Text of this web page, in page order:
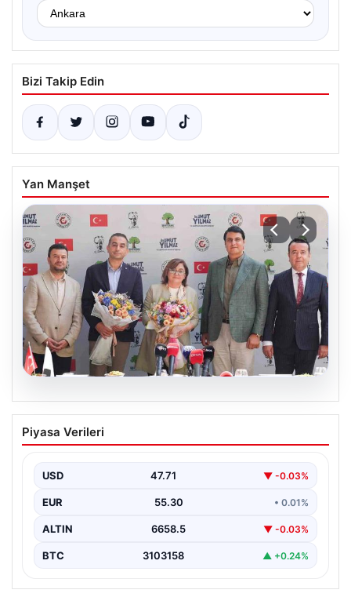
Bizi Takip Edin
Yan Manşet
09.08.2026
Gaziantep Basketbol Kulübü Şehitkamil
Belediyesi’ne Resmen Devredildi
takımlardan Gaziantep Basketbol'un yönetiminde
önemli bir değişiklik yaşandı.…
Piyasa Verileri
USD 47.71 ▼ -0.03%
EUR 55.30 • 0.01%
ALTIN 6658.5 ▼ -0.03%
BTC 3103158 ▲ +0.24%